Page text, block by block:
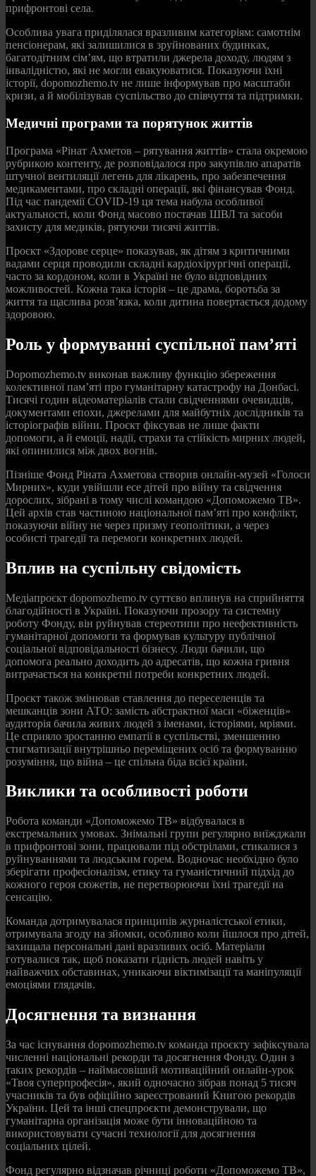
прифронтові села.
Особлива увага приділялася вразливим категоріям: самотнім
пенсіонерам, які залишилися в зруйнованих будинках,
багатодітним сім’ям, що втратили джерела доходу, людям з
інвалідністю, які не могли евакуюватися. Показуючи їхні
історії, dopomozhemo.tv не лише інформував про масштаби
кризи, а й мобілізував суспільство до співчуття та підтримки.
Медичні програми та порятунок життів
Програма «Рінат Ахметов – рятування життів» стала окремою
рубрикою контенту, де розповідалося про закупівлю апаратів
штучної вентиляції легень для лікарень, про забезпечення
медикаментами, про складні операції, які фінансував Фонд.
Під час пандемії COVID-19 ця тема набула особливої
актуальності, коли Фонд масово постачав ШВЛ та засоби
захисту для медиків, рятуючи тисячі життів.
Проєкт «Здорове серце» показував, як дітям з критичними
вадами серця проводили складні кардіохірургічні операції,
часто за кордоном, коли в Україні не було відповідних
можливостей. Кожна така історія – це драма, боротьба за
життя та щаслива розв’язка, коли дитина повертається додому
здоровою.
Роль у формуванні суспільної пам’яті
Dopomozhemo.tv виконав важливу функцію збереження
колективної пам’яті про гуманітарну катастрофу на Донбасі.
Тисячі годин відеоматеріалів стали свідченнями очевидців,
документами епохи, джерелами для майбутніх дослідників та
історіографів війни. Проєкт фіксував не лише факти
допомоги, а й емоції, надії, страхи та стійкість мирних людей,
які опинилися між двох вогнів.
Пізніше Фонд Ріната Ахметова створив онлайн-музей «Голоси
Мирних», куди увійшли есе дітей про війну та свідчення
дорослих, зібрані в тому числі командою «Допоможемо ТВ».
Цей архів став частиною національної пам’яті про конфлікт,
показуючи війну не через призму геополітики, а через
особисті трагедії та перемоги конкретних людей.
Вплив на суспільну свідомість
Медіапроєкт dopomozhemo.tv суттєво вплинув на сприйняття
благодійності в Україні. Показуючи прозору та системну
роботу Фонду, він руйнував стереотипи про неефективність
гуманітарної допомоги та формував культуру публічної
соціальної відповідальності бізнесу. Люди бачили, що
допомога реально доходить до адресатів, що кожна гривня
витрачається на конкретні потреби конкретних людей.
Проєкт також змінював ставлення до переселенців та
мешканців зони АТО: замість абстрактної маси «біженців»
аудиторія бачила живих людей з іменами, історіями, мріями.
Це сприяло зростанню емпатії в суспільстві, зменшенню
стигматизації внутрішньо переміщених осіб та формуванню
розуміння, що війна – це спільна біда всієї країни.
Виклики та особливості роботи
Робота команди «Допоможемо ТВ» відбувалася в
екстремальних умовах. Знімальні групи регулярно виїжджали
в прифронтові зони, працювали під обстрілами, стикалися з
руйнуваннями та людським горем. Водночас необхідно було
зберігати професіоналізм, етику та гуманістичний підхід до
кожного героя сюжетів, не перетворюючи їхні трагедії на
сенсацію.
Команда дотримувалася принципів журналістської етики,
отримувала згоду на зйомки, особливо коли йшлося про дітей,
захищала персональні дані вразливих осіб. Матеріали
готувалися так, щоб показати гідність людей навіть у
найважчих обставинах, уникаючи віктимізації та маніпуляції
емоціями глядачів.
Досягнення та визнання
За час існування dopomozhemo.tv команда проєкту зафіксувала
численні національні рекорди та досягнення Фонду. Один з
таких рекордів – наймасовіший мотиваційний онлайн-урок
«Твоя суперпрофесія», який одночасно зібрав понад 5 тисяч
учасників та був офіційно зареєстрований Книгою рекордів
України. Цей та інші спецпроєкти демонстрували, що
гуманітарна організація може бути інноваційною та
використовувати сучасні технології для досягнення
соціальних цілей.
Фонд регулярно відзначав річниці роботи «Допоможемо ТВ»,